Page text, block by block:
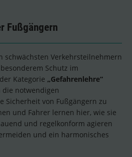
Fußgängern
schwächsten Verkehrsteilnehmern
Schutz im
Kategorie „Gefahrenlehre“
die notwendigen
Sicherheit von Fußgängern zu
und Fahrer lernen hier, wie sie
und regelkonform agieren
und ein harmonisches